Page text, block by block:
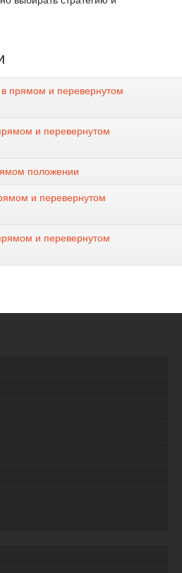
прямом и перевернутом
и перевернутом
положении
и перевернутом
и перевернутом